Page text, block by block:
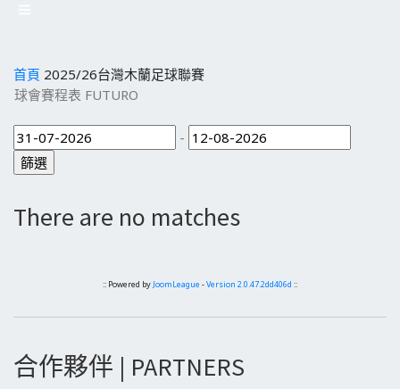
首頁 2025/26台灣木蘭足球聯賽
球會賽程表 FUTURO
-
There are no matches
:: Powered by JoomLeague -Version 2.0.47.2dd406d ::
合作夥伴 | PARTNERS